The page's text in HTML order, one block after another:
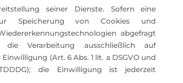
seiner Dienste. Sofern eine
Speicherung von Cookies und
abgefragt
Verarbeitung ausschließlich auf
(Art. 6 Abs. 1 lit. a DSGVO und
die Einwilligung ist jederzeit